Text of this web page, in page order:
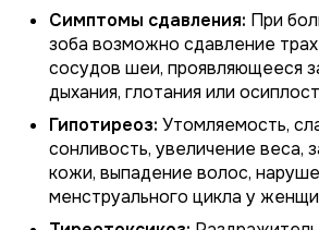
Симптомы сдавления: При
зоба возможно сдавление
сосудов шеи, проявляющееся
дыхания, глотания или
Гипотиреоз: Утомляемость,
сонливость, увеличение веса,
кожи, выпадение волос,
менструального цикла у